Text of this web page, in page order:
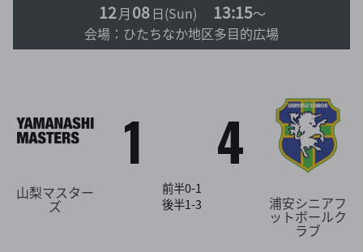
12月 08 日(Sun) 13:15～
会場：ひたちなか地区多目的広場
山梨マスター
ズ
1
前半0-1
後半1-3
4
浦安シニアフ
ットボールク
ラブ